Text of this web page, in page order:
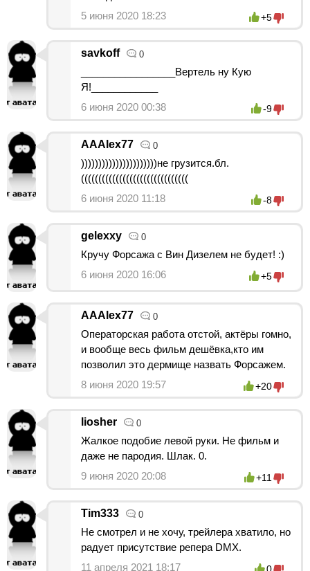
5 июня 2020 18:23
+5
savkoff 0
_________________Вертель ну Кую
Я!____________
6 июня 2020 00:38
-9
AAAlex77 0
))))))))))))))))))))))не грузится.бл.
(((((((((((((((((((((((((((((((
6 июня 2020 11:18
-8
gelexxy 0
Кручу Форсажа с Вин Дизелем не будет! :)
6 июня 2020 16:06
+5
AAAlex77 0
Операторская работа отстой, актёры гомно,
и вообще весь фильм дешёвка,кто им
позволил это дермище назвать Форсажем.
8 июня 2020 19:57
+20
liosher 0
Жалкое подобие левой руки. Не фильм и
даже не пародия. Шлак. 0.
9 июня 2020 20:08
+11
Tim333 0
Не смотрел и не хочу, трейлера хватило, но
радует присутствие репера DMX.
11 апреля 2021 18:17